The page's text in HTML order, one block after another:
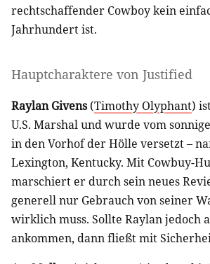
rechtschaffender Cowboy kein
Jahrhundert ist.
Hauptcharaktere von Justified
Raylan Givens(Timothy Olyphant)
U.S. Marshal und wurde vom
in den Vorhof der Hölle versetzt –
Lexington, Kentucky. Mit Cowbuy-
marschiert er durch sein neues
generell nur Gebrauch von seiner
wirklich muss. Sollte Raylan jedoch
ankommen, dann fließt mit